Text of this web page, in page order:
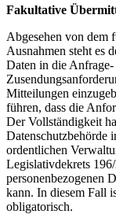
Fakultative
Abgesehen von dem
Ausnahmen steht es
Daten in die
Mitteilungen
führen, dass die
Der Vollständigkeit
Datenschutzbehörde
ordentlichen
Legislativdekrets
personenbezogenen
kann. In diesem Fall
obligatorisch.